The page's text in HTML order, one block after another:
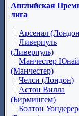
Английская
лига
Арсенал
Ливерпуль
(Ливерпуль)
Манчестер
(Манчестер)
Челси (Лондон)
Астон Вилла
(Бирмингем)
Болтон